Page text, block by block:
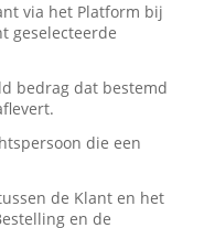
via het Platform bij
geselecteerde
bedrag dat bestemd
die een
de Klant en het
en de